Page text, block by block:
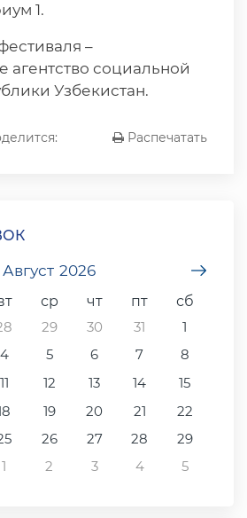
1.
–
агентство социальной
Узбекистан.
Распечатать
Август 2026
ср чт пт
сб
29 30 31
1
4 5 6 7
8
11 12 13 14
15
19 20 21
22
26 27 28
29
1 2 3 4 5